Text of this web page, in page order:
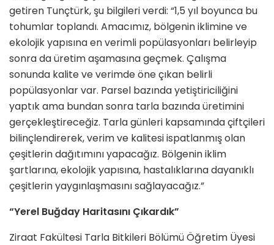
getiren Tunçtürk, şu bilgileri verdi: “1,5 yıl boyunca bu
tohumlar toplandı. Amacımız, bölgenin iklimine ve
ekolojik yapısına en verimli popülasyonları belirleyip
sonra da üretim aşamasına geçmek. Çalışma
sonunda kalite ve verimde öne çıkan belirli
popülasyonlar var. Parsel bazında yetiştiriciliğini
yaptık ama bundan sonra tarla bazında üretimini
gerçekleştireceğiz. Tarla günleri kapsamında çiftçileri
bilinçlendirerek, verim ve kalitesi ispatlanmış olan
çeşitlerin dağıtımını yapacağız. Bölgenin iklim
şartlarına, ekolojik yapısına, hastalıklarına dayanıklı
çeşitlerin yaygınlaşmasını sağlayacağız.”
“Yerel Buğday Haritasını Çıkardık”
Ziraat Fakültesi Tarla Bitkileri Bölümü Öğretim Üyesi